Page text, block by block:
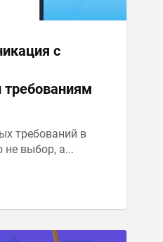
с
требований в
не выбор, а...